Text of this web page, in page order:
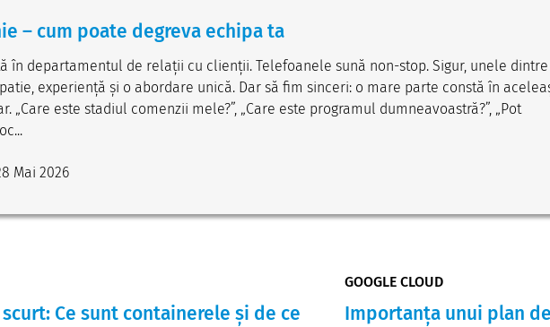
– cum poate degreva echipa ta
în departamentul de relații cu clienții. Telefoanele sună non-stop. Sigur, unele dintre
experiență și o abordare unică. Dar să fim sinceri: o mare parte constă în
„Care este stadiul comenzii mele?”, „Care este programul dumneavoastră?”, „Pot
Mai 2026
Ce sunt containerele și de ce
GOOGLE CLOUD
Importanța unui plan